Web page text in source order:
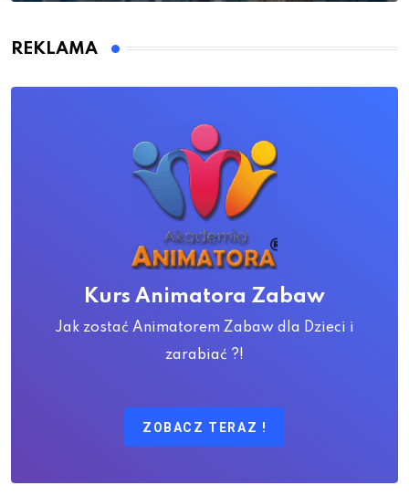
REKLAMA
Kurs Animatora Zabaw
Jak zostać Animatorem Zabaw dla Dzieci i
zarabiać ?!
ZOBACZ TERAZ !